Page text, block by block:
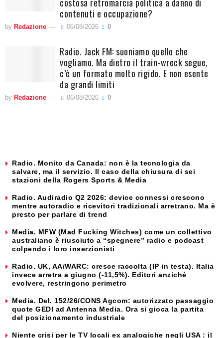
contenuti e occupazione?
by Redazione 06/08/2026 0
Radio. Jack FM: suoniamo quello che
vogliamo. Ma dietro il train-wreck segue,
c’è un formato molto rigido. E non esente
da grandi limiti
by Redazione 06/08/2026 0
Radio. Monito da Canada: non è la tecnologia da
salvare, ma il servizio. Il caso della chiusura di sei
stazioni della Rogers Sports & Media
Radio. Audiradio Q2 2026: device connessi crescono
mentre autoradio e ricevitori tradizionali arretrano. Ma è
presto per parlare di trend
Media. MFW (Mad Fucking Witches) come un collettivo
australiano è riusciuto a “spegnere” radio e podcast
colpendo i loro inserzionisti
Radio. UK, AA/WARC: cresce raccolta (IP in testa). Italia
invece arretra a giugno (-11,5%). Editori anziché
evolvere, restringono perimetro
Media. Del. 152/26/CONS Agcom: autorizzato passaggio
quote GEDI ad Antenna Media. Ora si gioca la partita
del posizionamento industriale
Niente crisi per le TV locali ex analogiche negli USA : il